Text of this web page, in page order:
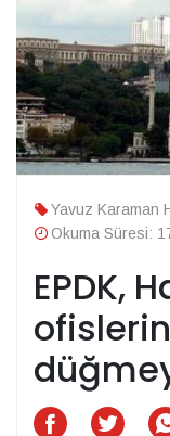
Yavuz Karaman
Okuma Süresi:
EPDK,